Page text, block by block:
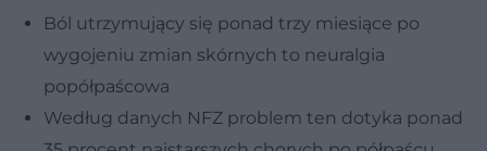
Ból utrzymujący się ponad trzy miesiące po
wygojeniu zmian skórnych to neuralgia
popółpaścowa
Według danych NFZ problem ten dotyka ponad